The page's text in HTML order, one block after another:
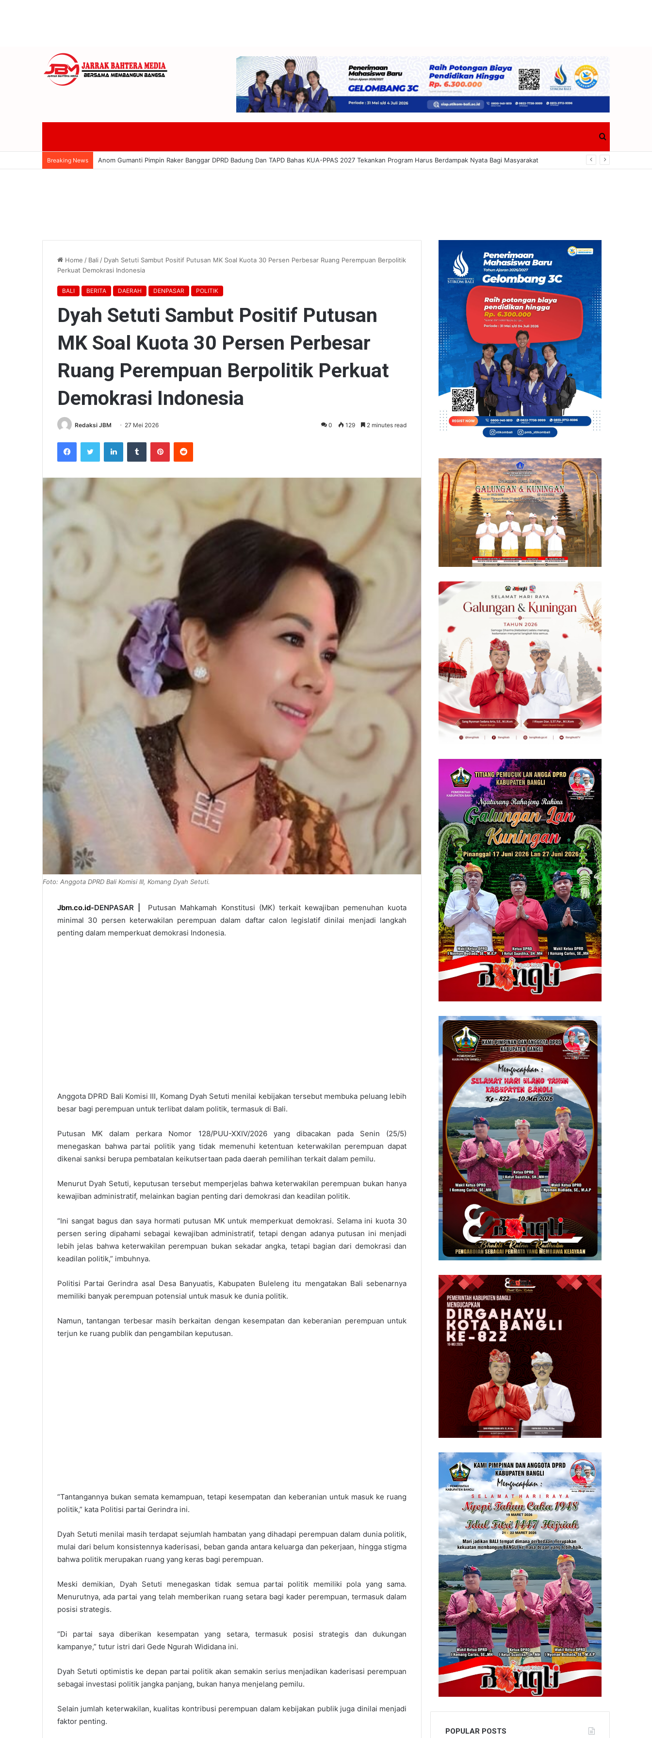
for
Breaking News Banggar DPRD Badung Soroti Utang Rp822 Miliar: Lanang Umbara Minta Pemerataan Pembangunan Hingga Petang Dalam KUA-PPAS 2027
Home / Bali / Dyah Setuti Sambut Positif Putusan MK Soal Kuota 30 Persen Perbesar Ruang Perempuan Berpolitik
Perkuat Demokrasi Indonesia
BALI BERITA DAERAH DENPASAR POLITIK
Dyah Setuti Sambut Positif Putusan
MK Soal Kuota 30 Persen Perbesar
Ruang Perempuan Berpolitik Perkuat
Demokrasi Indonesia
Redaksi JBM 27 Mei 2026 0 129 2 minutes read
Foto: Anggota DPRD Bali Komisi III, Komang Dyah Setuti.
Jbm.co.id-DENPASAR |
Putusan Mahkamah Konstitusi (MK) terkait kewajiban pemenuhan kuota
minimal 30 persen keterwakilan perempuan dalam daftar calon legislatif dinilai menjadi langkah
penting dalam memperkuat demokrasi Indonesia.
Anggota DPRD Bali Komisi III, Komang Dyah Setuti menilai kebijakan tersebut membuka peluang lebih
besar bagi perempuan untuk terlibat dalam politik, termasuk di Bali.
Putusan MK dalam perkara Nomor 128/PUU-XXIV/2026 yang dibacakan pada Senin (25/5)
menegaskan bahwa partai politik yang tidak memenuhi ketentuan keterwakilan perempuan dapat
dikenai sanksi berupa pembatalan keikutsertaan pada daerah pemilihan terkait dalam pemilu.
Menurut Dyah Setuti, keputusan tersebut memperjelas bahwa keterwakilan perempuan bukan hanya
kewajiban administratif, melainkan bagian penting dari demokrasi dan keadilan politik.
“Ini sangat bagus dan saya hormati putusan MK untuk memperkuat demokrasi. Selama ini kuota 30
persen sering dipahami sebagai kewajiban administratif, tetapi dengan adanya putusan ini menjadi
lebih jelas bahwa keterwakilan perempuan bukan sekadar angka, tetapi bagian dari demokrasi dan
keadilan politik,” imbuhnya.
Politisi Partai Gerindra asal Desa Banyuatis, Kabupaten Buleleng itu mengatakan Bali sebenarnya
memiliki banyak perempuan potensial untuk masuk ke dunia politik.
Namun, tantangan terbesar masih berkaitan dengan kesempatan dan keberanian perempuan untuk
terjun ke ruang publik dan pengambilan keputusan.
“Tantangannya bukan semata kemampuan, tetapi kesempatan dan keberanian untuk masuk ke ruang
politik,” kata Politisi partai Gerindra ini.
Dyah Setuti menilai masih terdapat sejumlah hambatan yang dihadapi perempuan dalam dunia politik,
mulai dari belum konsistennya kaderisasi, beban ganda antara keluarga dan pekerjaan, hingga stigma
bahwa politik merupakan ruang yang keras bagi perempuan.
Meski demikian, Dyah Setuti menegaskan tidak semua partai politik memiliki pola yang sama.
Menurutnya, ada partai yang telah memberikan ruang setara bagi kader perempuan, termasuk dalam
posisi strategis.
“Di partai saya diberikan kesempatan yang setara, termasuk posisi strategis dan dukungan
kampanye,” tutur istri dari Gede Ngurah Wididana ini.
Dyah Setuti optimistis ke depan partai politik akan semakin serius menjadikan kaderisasi perempuan
sebagai investasi politik jangka panjang, bukan hanya menjelang pemilu.
Selain jumlah keterwakilan, kualitas kontribusi perempuan dalam kebijakan publik juga dinilai menjadi
faktor penting.
POPULAR POSTS